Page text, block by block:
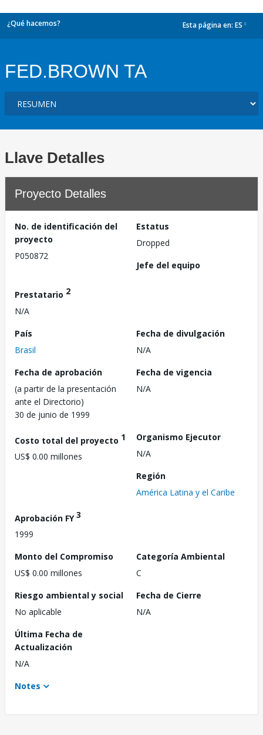
¿Qué hacemos? Esta página en: ES
FED.BROWN TA
Llave Detalles
Proyecto Detalles
No. de identificación del
proyecto
P050872
Estatus
Dropped
Jefe del equipo
Prestatario 2
N/A
País
Brasil
Fecha de divulgación
N/A
Fecha de aprobación
(a partir de la presentación
ante el Directorio)
30 de junio de 1999
Fecha de vigencia
N/A
Costo total del proyecto 1
US$ 0.00 millones
Organismo Ejecutor
N/A
Región
América Latina y el Caribe
Aprobación FY3
1999
Monto del Compromiso
US$ 0.00 millones
Categoría Ambiental
C
Riesgo ambiental y social
No aplicable
Fecha de Cierre
N/A
Última Fecha de
Actualización
N/A
Notes